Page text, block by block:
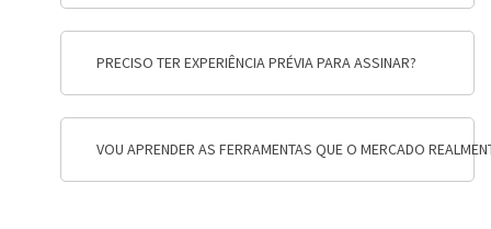
PRECISO TER EXPERIÊNCIA PRÉVIA PARA ASSINAR?
VOU APRENDER AS FERRAMENTAS QUE O MERCADO